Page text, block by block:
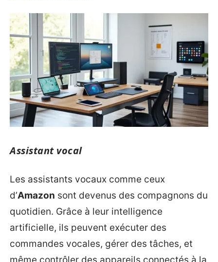
Assistant vocal
Les assistants vocaux comme ceux
d’Amazon sont devenus des compagnons du
quotidien. Grâce à leur intelligence
artificielle, ils peuvent exécuter des
commandes vocales, gérer des tâches, et